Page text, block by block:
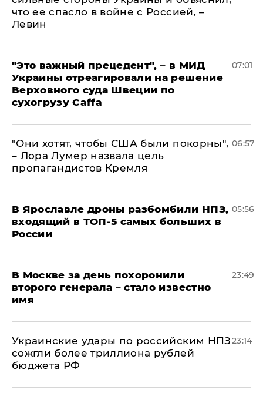
что ее спасло в войне с Россией, –
Левин
"Это важный прецедент", – в МИД
Украины отреагировали на решение
Верховного суда Швеции по
сухогрузу Caffa
07:01
"Они хотят, чтобы США были покорны",
– Лора Лумер назвала цель
пропагандистов Кремля
06:57
В Ярославле дроны разбомбили НПЗ,
входящий в ТОП-5 самых больших в
России
05:56
В Москве за день похоронили
второго генерала – стало известно
имя
23:49
Украинские удары по российским НПЗ
сожгли более триллиона рублей
бюджета РФ
23:14